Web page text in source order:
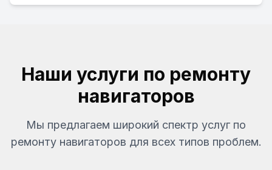
Наши услуги по ремонту
навигаторов
Мы предлагаем широкий спектр услуг по
ремонту навигаторов для всех типов проблем.